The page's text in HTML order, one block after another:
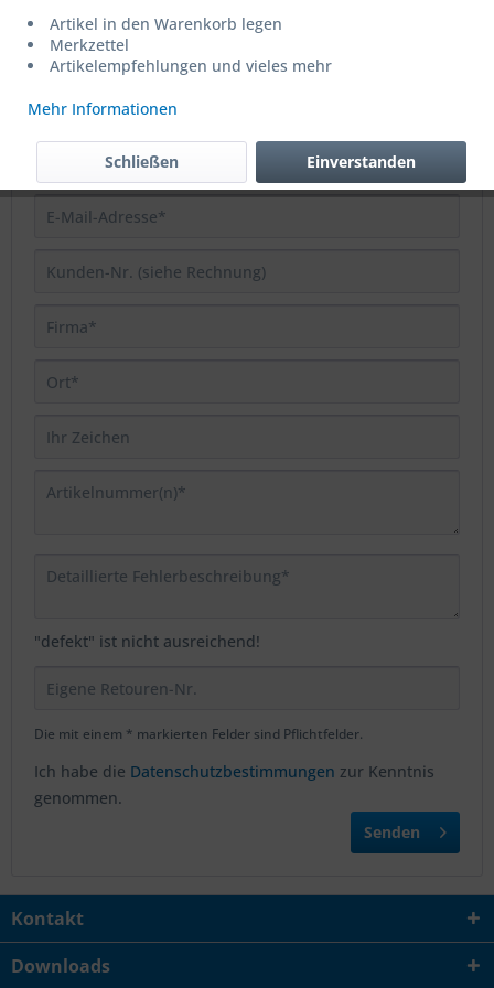
"defekt" ist nicht ausreichend!
Die mit einem * markierten Felder sind Pflichtfelder.
Ich habe die Datenschutzbestimmungen zur Kenntnis
genommen.
Senden
Kontakt
Downloads
Artikel in den Warenkorb legen
Merkzettel
Artikelempfehlungen und vieles mehr
Mehr Informationen
Einverstanden
Schließen